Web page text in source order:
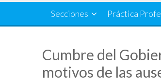
Secciones Práctica
Cumbre del
motivos de las